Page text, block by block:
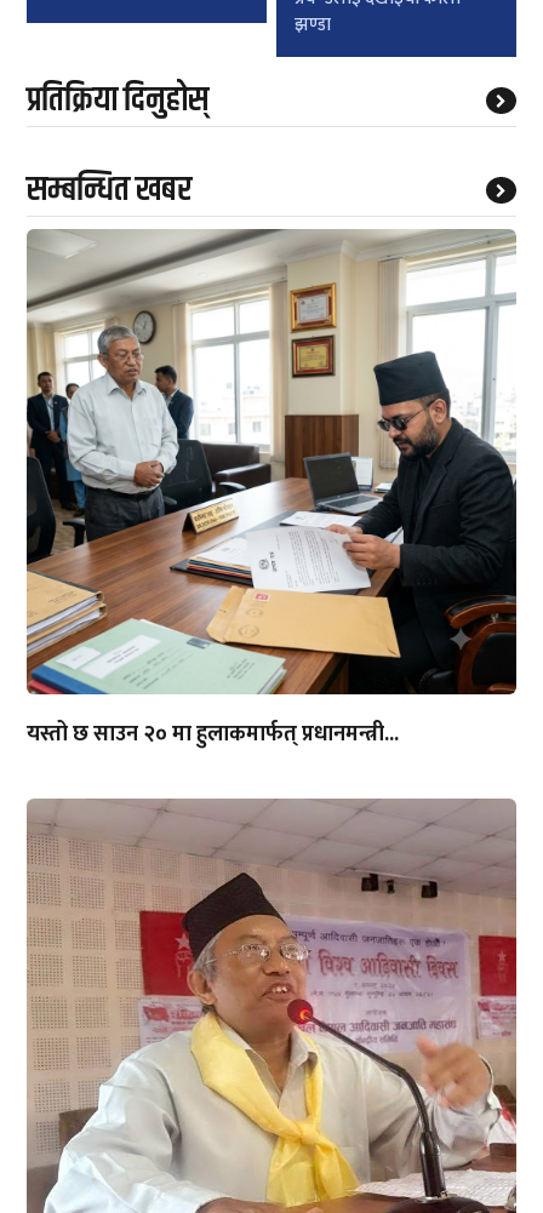
झण्डा
प्रतिक्रिया दिनुहोस्
सम्बन्धित खबर
यस्तो छ साउन २० मा हुलाकमार्फत् प्रधानमन्त्री...